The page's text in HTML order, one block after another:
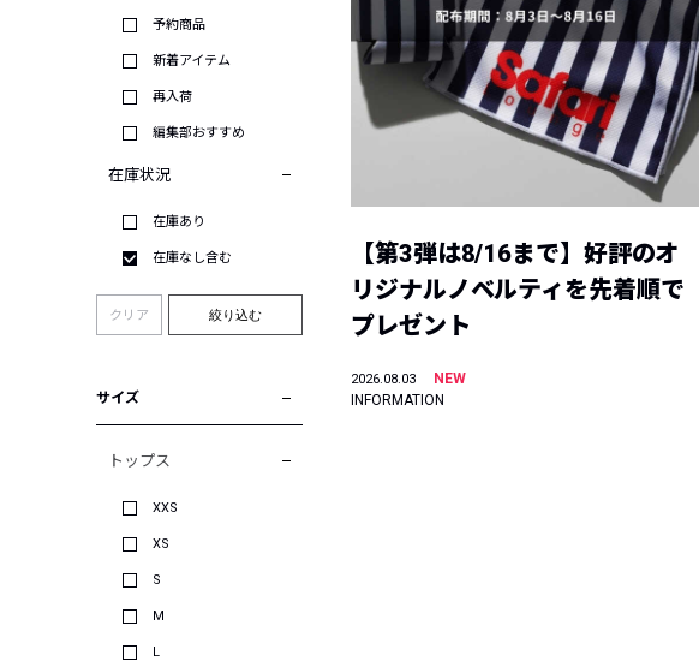
予約商品
新着アイテム
再入荷
編集部おすすめ
在庫状況
在庫あり
在庫なし含む
クリア 絞り込む
サイズ
トップス
XXS
XS
S
M
L
【第3弾は8/16まで】好評のオ
リジナルノベルティを先着順で
プレゼント
2026.08.03
NEW
INFORMATION